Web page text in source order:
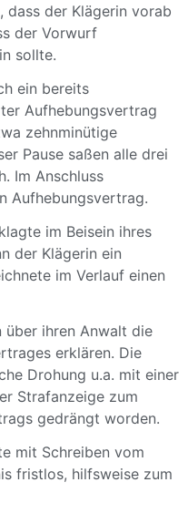
der Klägerin vorab
der Vorwurf
sollte.
ein bereits
Aufhebungsvertrag
zehnminütige
Pause saßen alle drei
Im Anschluss
Aufhebungsvertrag.
im Beisein ihres
der Klägerin ein
im Verlauf einen
über ihren Anwalt die
erklären. Die
Drohung u.a. mit einer
Strafanzeige zum
gedrängt worden.
mit Schreiben vom
fristlos, hilfsweise zum